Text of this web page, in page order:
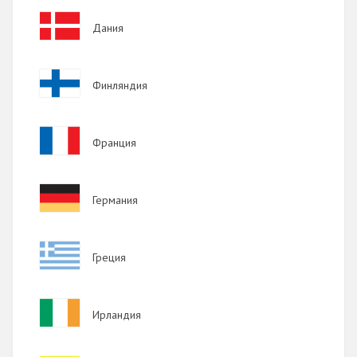
Image
Дания
Image
Финляндия
Франция
Image
Германия
Image
Греция
Ирландия